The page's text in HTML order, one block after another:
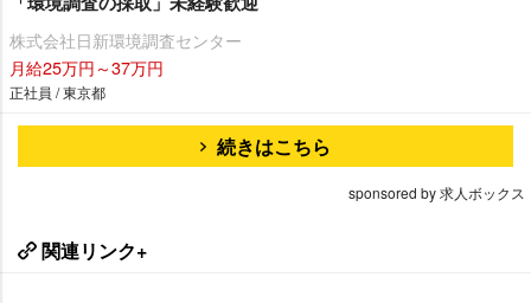
株式会社日新環境調査センター
月給25万円～37万円
正社員 / 東京都
続きはこちら
sponsored by 求人ボックス
関連リンク+